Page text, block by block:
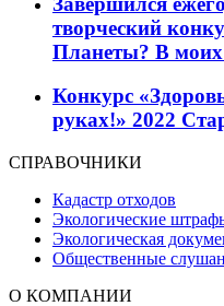
творческий
Планеты? В моих
Конкурс
руках!» 2022
СПРАВОЧНИКИ
Кадастр отходов
Экологические
Экологическая
Общественные
О КОМПАНИИ